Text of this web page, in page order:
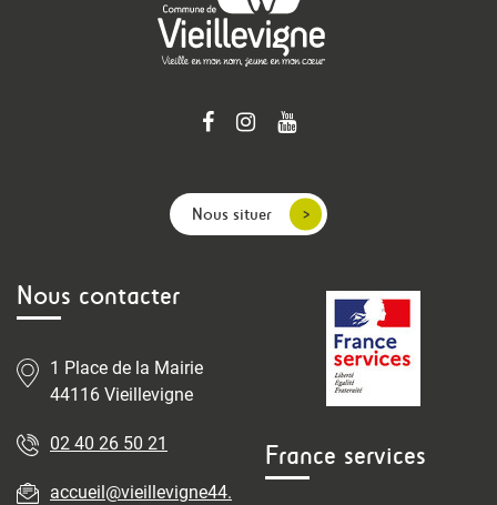
Nous situer
Nous contacter
1 Place de la Mairie
44116 Vieillevigne
02 40 26 50 21
accueil@vieillevigne44.
France services